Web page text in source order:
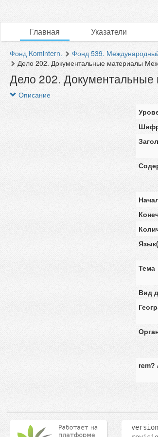
Главная Указатели
Фонд Komintern. Фонд 539.
Дело 202. Документальные материалы
Дело 202.
Описание
Тема
Вид
rem?